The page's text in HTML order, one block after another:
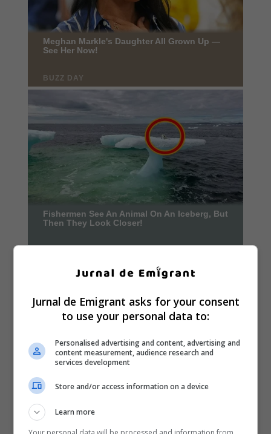
Jurnal de Emigrant asks for your consent
to use your personal data to:
Personalised advertising and content, advertising and
content measurement, audience research and
services development
Store and/or access information on a device
Learn more